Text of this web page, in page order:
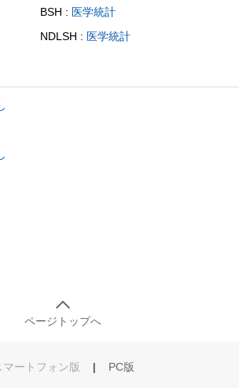
BSH : 医学統計
NDLSH : 医学統計
ページトップへ
マートフォン版 | PC版